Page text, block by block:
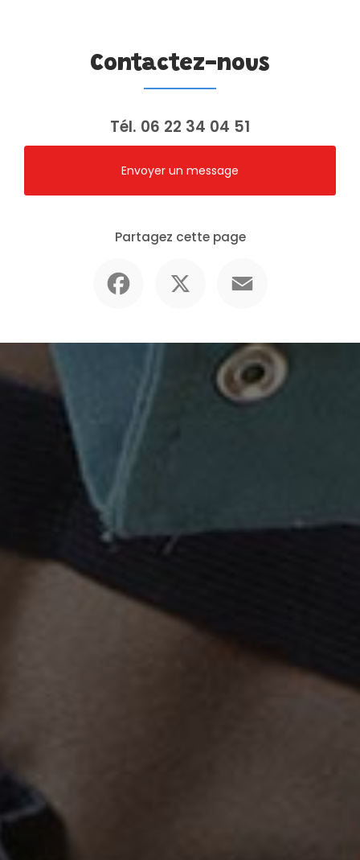
Contactez-nous
Tél. 06 22 34 04 51
Envoyer un message
Partagez cette page